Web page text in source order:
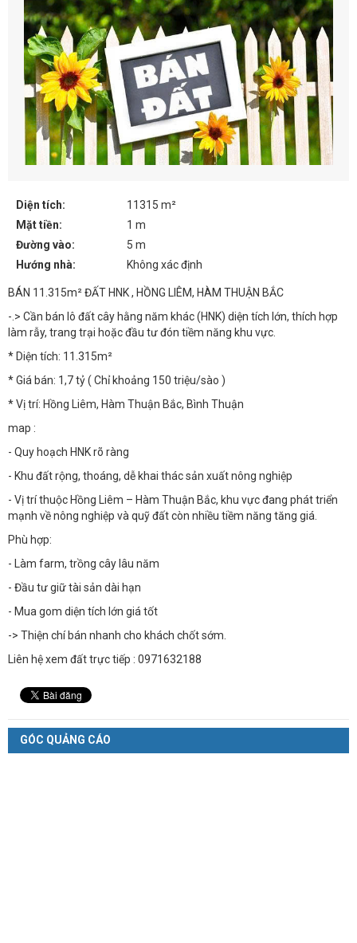
Diện tích:
11315 m²
Mặt tiền:
1 m
Đường vào:
5 m
Hướng nhà:
Không xác định
BÁN 11.315m² ĐẤT HNK , HỒNG LIÊM, HÀM THUẬN BẮC
-.> Cần bán lô đất cây hằng năm khác (HNK) diện tích lớn, thích hợp
làm rẫy, trang trại hoặc đầu tư đón tiềm năng khu vực.
* Diện tích: 11.315m²
* Giá bán: 1,7 tỷ ( Chỉ khoảng 150 triệu/sào )
* Vị trí: Hồng Liêm, Hàm Thuận Bắc, Bình Thuận
map :
- Quy hoạch HNK rõ ràng
- Khu đất rộng, thoáng, dễ khai thác sản xuất nông nghiệp
- Vị trí thuộc Hồng Liêm – Hàm Thuận Bắc, khu vực đang phát triển
mạnh về nông nghiệp và quỹ đất còn nhiều tiềm năng tăng giá.
Phù hợp:
- Làm farm, trồng cây lâu năm
- Đầu tư giữ tài sản dài hạn
- Mua gom diện tích lớn giá tốt
-> Thiện chí bán nhanh cho khách chốt sớm.
Liên hệ xem đất trực tiếp : 0971632188
GÓC QUẢNG CÁO